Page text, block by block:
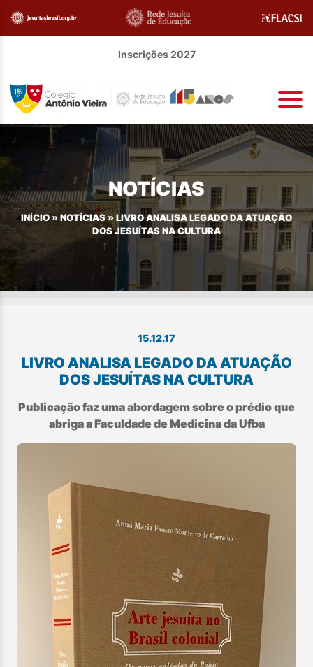
Inscrições 2027
NOTÍCIAS
INÍCIO » NOTÍCIAS»LIVRO ANALISA LEGADO DA ATUAÇÃO
DOS JESUÍTAS NA CULTURA
15.12.17
LIVRO ANALISA LEGADO DA ATUAÇÃO
DOS JESUÍTAS NA CULTURA
Publicação faz uma abordagem sobre o prédio que
abriga a Faculdade de Medicina da Ufba